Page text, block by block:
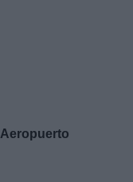
Aeropuerto